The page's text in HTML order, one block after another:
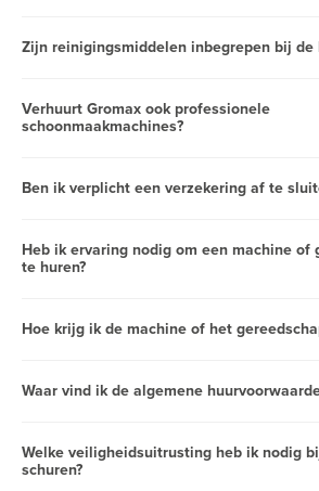
Zijn reinigingsmiddelen inbegrepen bij de
Verhuurt Gromax ook professionele
schoonmaakmachines?
Ben ik verplicht een verzekering af te
Heb ik ervaring nodig om een machine of
te huren?
Hoe krijg ik de machine of het
Waar vind ik de algemene
Welke veiligheidsuitrusting heb ik nodig
schuren?